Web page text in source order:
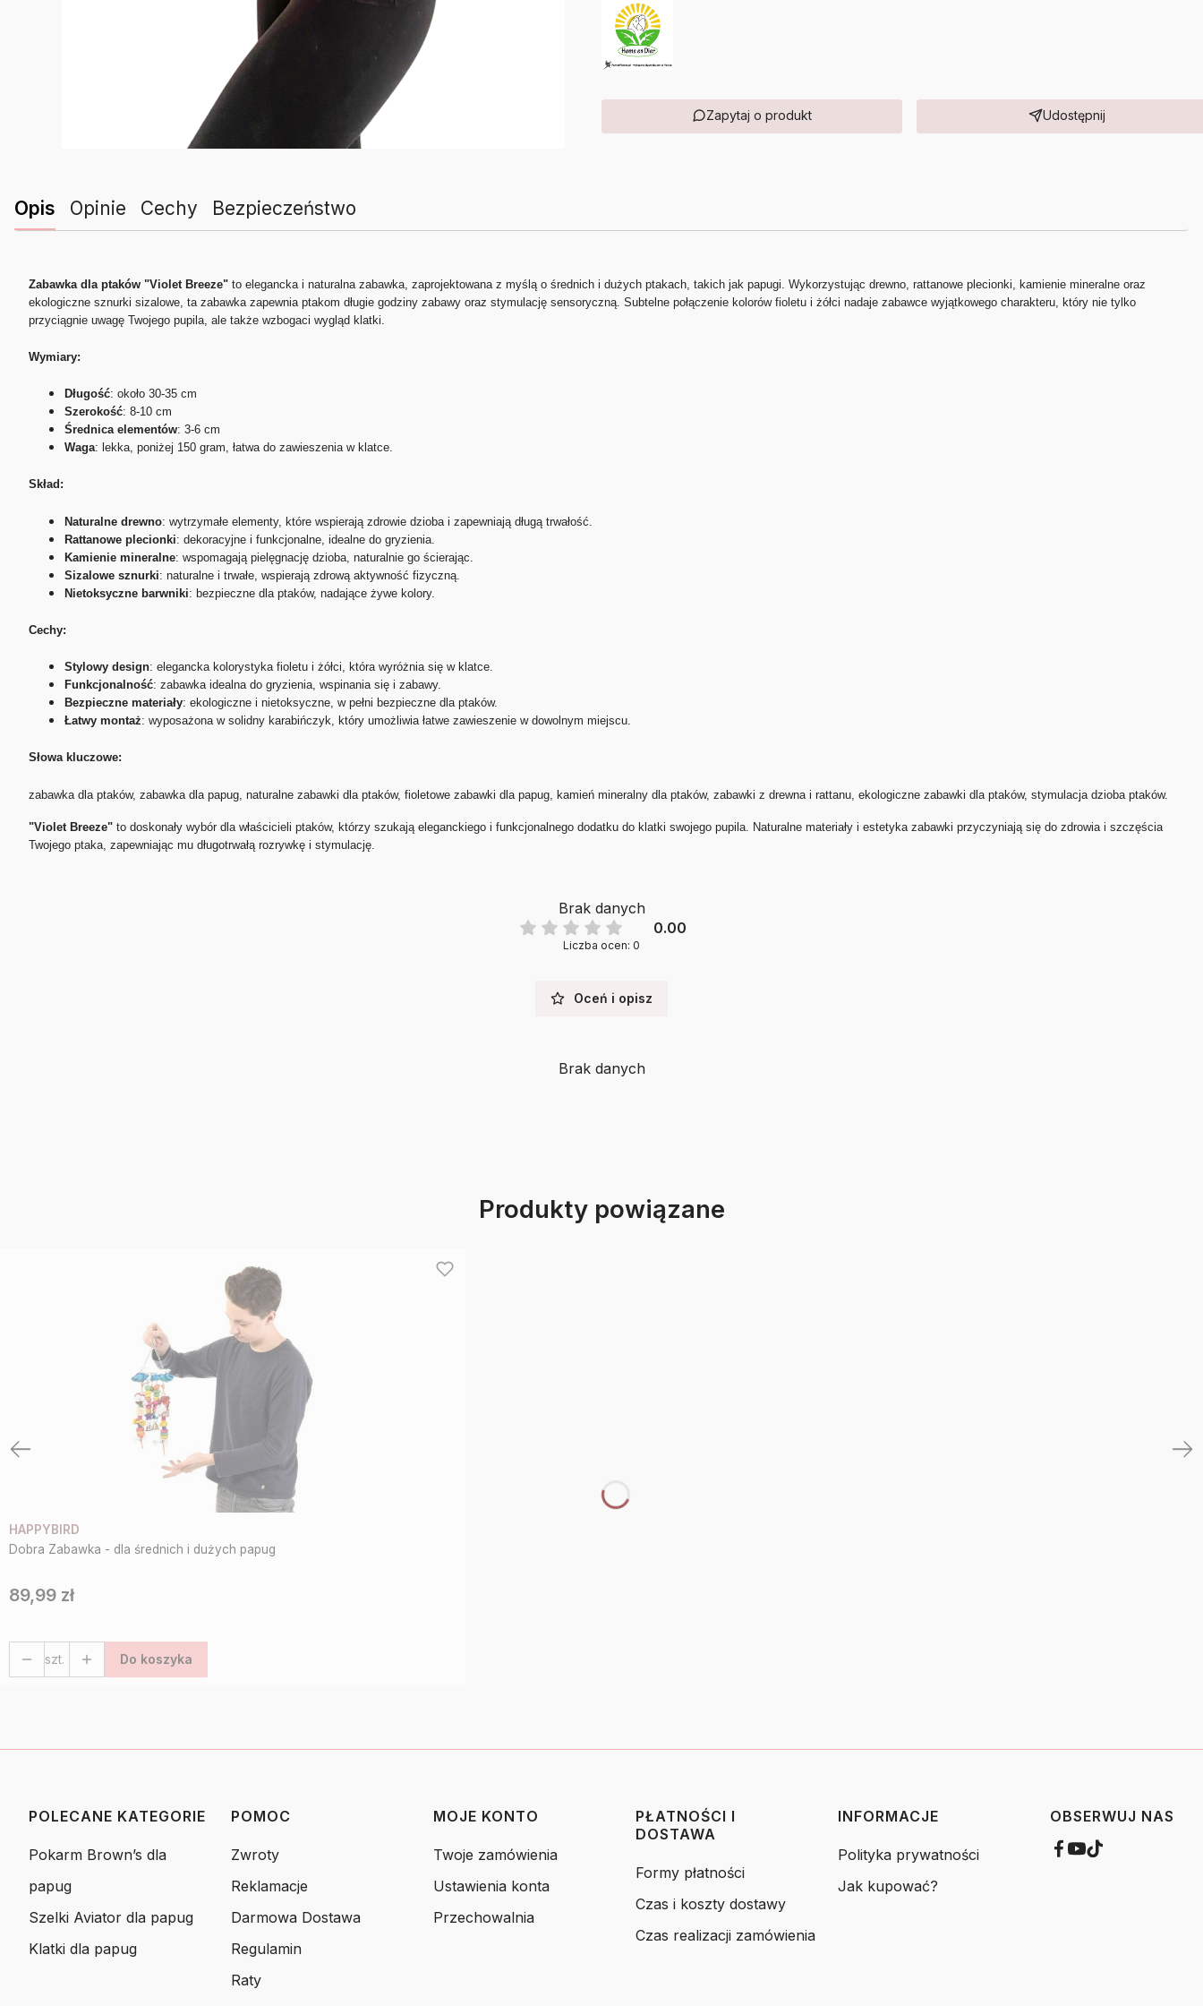
Zapytaj o produkt Udostępnij
Opis Opinie Cechy Bezpieczeństwo
Zabawka dla ptaków "Violet Breeze" to elegancka i naturalna zabawka, zaprojektowana z myślą o średnich i dużych ptakach, takich jak papugi. Wykorzystując drewno, rattanowe plecionki, kamienie mineralne oraz
ekologiczne sznurki sizalowe, ta zabawka zapewnia ptakom długie godziny zabawy oraz stymulację sensoryczną. Subtelne połączenie kolorów fioletu i żółci nadaje zabawce wyjątkowego charakteru, który nie tylko
przyciągnie uwagę Twojego pupila, ale także wzbogaci wygląd klatki.
Wymiary:
Długość: około 30-35 cm
Szerokość: 8-10 cm
Średnica elementów: 3-6 cm
Waga: lekka, poniżej 150 gram, łatwa do zawieszenia w klatce.
Skład:
Naturalne drewno: wytrzymałe elementy, które wspierają zdrowie dzioba i zapewniają długą trwałość.
Rattanowe plecionki: dekoracyjne i funkcjonalne, idealne do gryzienia.
Kamienie mineralne: wspomagają pielęgnację dzioba, naturalnie go ścierając.
Sizalowe sznurki: naturalne i trwałe, wspierają zdrową aktywność fizyczną.
Nietoksyczne barwniki: bezpieczne dla ptaków, nadające żywe kolory.
Cechy:
Stylowy design: elegancka kolorystyka fioletu i żółci, która wyróżnia się w klatce.
Funkcjonalność: zabawka idealna do gryzienia, wspinania się i zabawy.
Bezpieczne materiały: ekologiczne i nietoksyczne, w pełni bezpieczne dla ptaków.
Łatwy montaż: wyposażona w solidny karabińczyk, który umożliwia łatwe zawieszenie w dowolnym miejscu.
Słowa kluczowe:
zabawka dla ptaków, zabawka dla papug, naturalne zabawki dla ptaków, fioletowe zabawki dla papug, kamień mineralny dla ptaków, zabawki z drewna i rattanu, ekologiczne zabawki dla ptaków, stymulacja dzioba ptaków.
"Violet Breeze" to doskonały wybór dla właścicieli ptaków, którzy szukają eleganckiego i funkcjonalnego dodatku do klatki swojego pupila. Naturalne materiały i estetyka zabawki przyczyniają się do zdrowia i szczęścia
Twojego ptaka, zapewniając mu długotrwałą rozrywkę i stymulację.
Brak danych
0.00
Liczba ocen: 0
Oceń i opisz
Brak danych
Produkty powiązane
HAPPYBIRD
Dobra Zabawka - dla średnich i dużych papug
Cena
89,99 zł
szt. Do koszyka
Linki w stopce
POLECANE KATEGORIE
Pokarm Brown’s dla
papug
Szelki Aviator dla papug
Klatki dla papug
POMOC
Zwroty
Reklamacje
Darmowa Dostawa
Regulamin
Raty
MOJE KONTO
Twoje zamówienia
Ustawienia konta
Przechowalnia
PŁATNOŚCI I
DOSTAWA
Formy płatności
Czas i koszty dostawy
Czas realizacji zamówienia
INFORMACJE
Polityka prywatności
Jak kupować?
OBSERWUJ NAS